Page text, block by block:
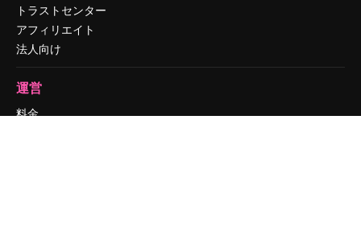
トラストセンター
アフィリエイト
法人向け
運営
料金